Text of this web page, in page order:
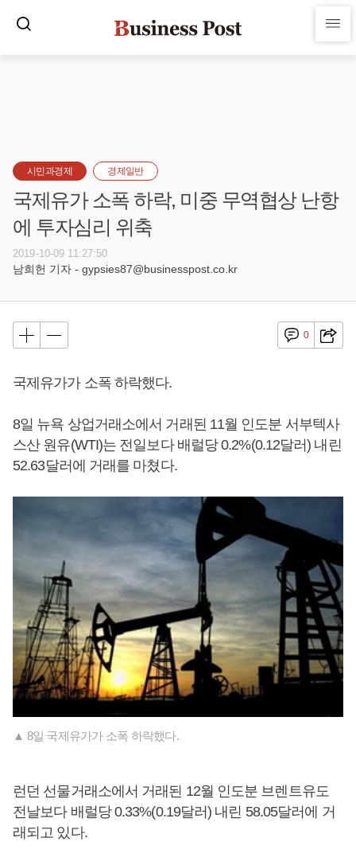
시민과경제 경제일반
국제유가 소폭 하락, 미중 무역협상 난항
에 투자심리 위축
2019-10-09 11:27:50
남희헌 기자 - gypsies87@businesspost.co.kr
0
국제유가가 소폭 하락했다.
8일 뉴욕 상업거래소에서 거래된 11월 인도분 서부텍사
스산 원유(WTI)는 전일보다 배럴당 0.2%(0.12달러) 내린
52.63달러에 거래를 마쳤다.
▲ 8일 국제유가가 소폭 하락했다.
런던 선물거래소에서 거래된 12월 인도분 브렌트유도
전날보다 배럴당 0.33%(0.19달러) 내린 58.05달러에 거
래되고 있다.